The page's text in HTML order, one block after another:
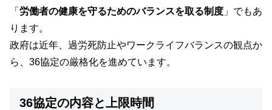
「 労働者の健康を守るためのバランスを取る制度 」でもあ
ります。
政府は近年、過労死防止やワークライフバランスの観点か
ら、36協定の厳格化を進めています。
36協定の内容と上限時間